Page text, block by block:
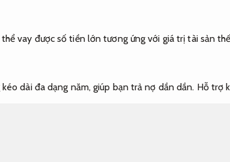
thể vay được số tiền lớn tương ứng với giá trị tài sản
kéo dài đa dạng năm, giúp bạn trả nợ dần dần. Hỗ trợ